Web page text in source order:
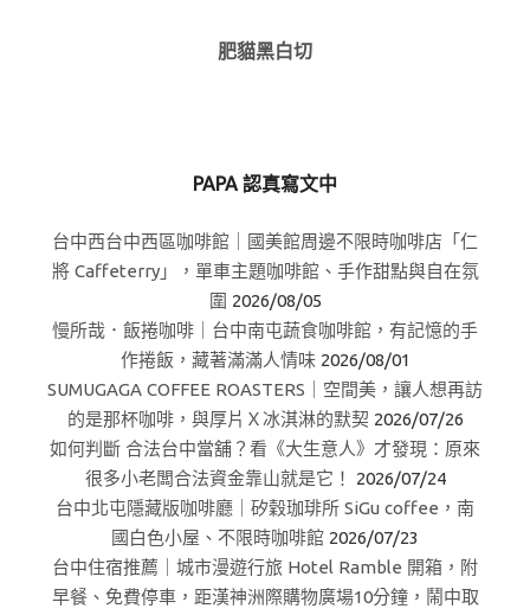
肥貓黑白切
PAPA 認真寫文中
台中西台中西區咖啡館｜國美館周邊不限時咖啡店「仁
將 Caffeterry」，單車主題咖啡館、手作甜點與自在氛
圍 2026/08/05
慢所哉．飯捲咖啡｜台中南屯蔬食咖啡館，有記憶的手
作捲飯，藏著滿滿人情味 2026/08/01
SUMUGAGA COFFEE ROASTERS｜空間美，讓人想再訪
的是那杯咖啡，與厚片Ｘ冰淇淋的默契 2026/07/26
如何判斷 合法台中當舖？看《大生意人》才發現：原來
很多小老闆合法資金靠山就是它！
2026/07/24
台中北屯隱藏版咖啡廳｜矽穀珈琲所 SiGu coffee，南
國白色小屋、不限時咖啡館 2026/07/23
台中住宿推薦｜城市漫遊行旅 Hotel Ramble 開箱，附
早餐、免費停車，距漢神洲際購物廣場10分鐘，鬧中取